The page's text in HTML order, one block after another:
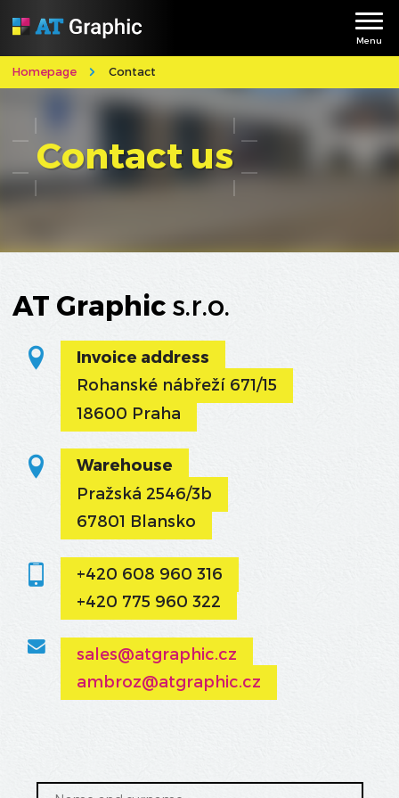
Menu
Homepage Contact
Contact us
AT Graphics.r.o.
Invoice address
Rohanské nábřeží 671/15
18600 Praha
Warehouse
Pražská 2546/3b
67801 Blansko
+420 608 960 316
+420 775 960 322
sales@atgraphic.cz
ambroz@atgraphic.cz